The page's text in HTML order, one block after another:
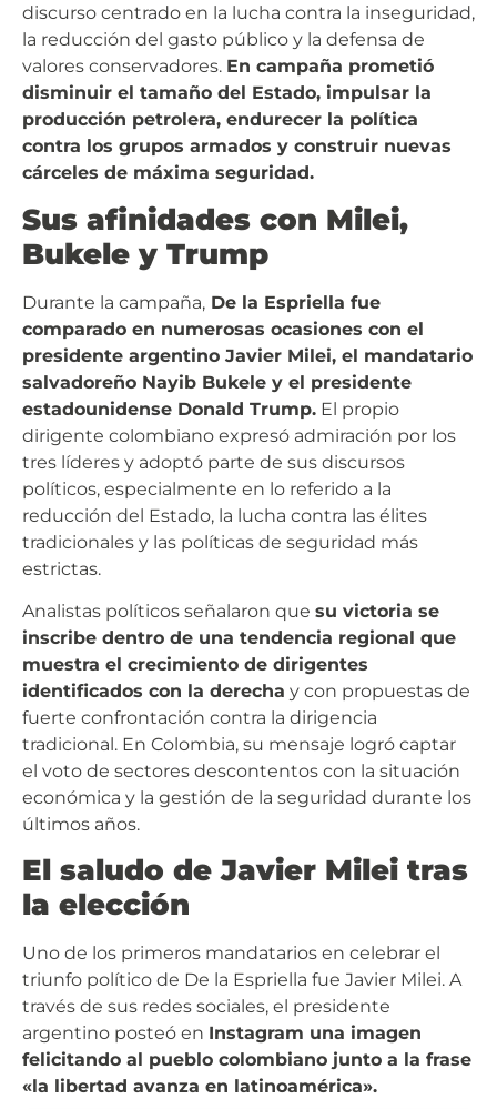
discurso centrado en la lucha contra la inseguridad,
la reducción del gasto público y la defensa de
valores conservadores. En campaña prometió
disminuir el tamaño del Estado, impulsar la
producción petrolera, endurecer la política
contra los grupos armados y construir nuevas
cárceles de máxima seguridad.
Sus afinidades con Milei,
Bukele y Trump
Durante la campaña, De la Espriella fue
comparado en numerosas ocasiones con el
presidente argentino Javier Milei, el mandatario
salvadoreño Nayib Bukele y el presidente
estadounidense Donald Trump. El propio
dirigente colombiano expresó admiración por los
tres líderes y adoptó parte de sus discursos
políticos, especialmente en lo referido a la
reducción del Estado, la lucha contra las élites
tradicionales y las políticas de seguridad más
estrictas.
Analistas políticos señalaron que su victoria se
inscribe dentro de una tendencia regional que
muestra el crecimiento de dirigentes
identificados con la derecha y con propuestas de
fuerte confrontación contra la dirigencia
tradicional. En Colombia, su mensaje logró captar
el voto de sectores descontentos con la situación
económica y la gestión de la seguridad durante los
últimos años.
El saludo de Javier Milei tras
la elección
Uno de los primeros mandatarios en celebrar el
triunfo político de De la Espriella fue Javier Milei. A
través de sus redes sociales, el presidente
argentino posteó en Instagram una imagen
felicitando al pueblo colombiano junto a la frase
«la libertad avanza en latinoamérica».